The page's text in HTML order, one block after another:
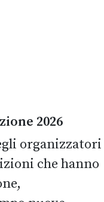
2026
organizzatori
che hanno